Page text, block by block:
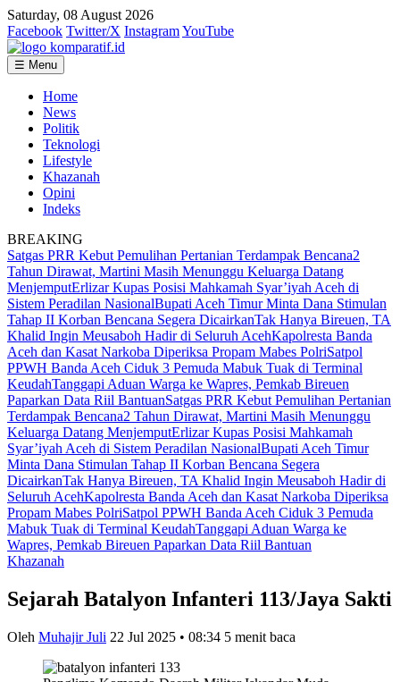
Saturday, 08 August 2026
Facebook Twitter/X InstagramYouTube
☰ Menu
Home
News
Politik
Teknologi
Lifestyle
Khazanah
Opini
Indeks
BREAKING
Satgas PRR Kebut Pemulihan Pertanian Terdampak Bencana2
Tahun Dirawat, Martini Masih Menunggu Keluarga Datang
MenjemputErlizar Kupas Posisi Mahkamah Syar’iyah Aceh di
Sistem Peradilan NasionalBupati Aceh Timur Minta Dana Stimulan
Tahap II Korban Bencana Segera DicairkanTak Hanya Bireuen, TA
Khalid Ingin Meusaboh Hadir di Seluruh AcehKapolresta Banda
Aceh dan Kasat Narkoba Diperiksa Propam Mabes PolriSatpol
PPWH Banda Aceh Ciduk 3 Pemuda Mabuk Tuak di Terminal
KeudahTanggapi Aduan Warga ke Wapres, Pemkab Bireuen
Paparkan Data Riil BantuanSatgas PRR Kebut Pemulihan Pertanian
Terdampak Bencana2 Tahun Dirawat, Martini Masih Menunggu
Keluarga Datang MenjemputErlizar Kupas Posisi Mahkamah
Syar’iyah Aceh di Sistem Peradilan NasionalBupati Aceh Timur
Minta Dana Stimulan Tahap II Korban Bencana Segera
DicairkanTak Hanya Bireuen, TA Khalid Ingin Meusaboh Hadir di
Seluruh AcehKapolresta Banda Aceh dan Kasat Narkoba Diperiksa
Propam Mabes PolriSatpol PPWH Banda Aceh Ciduk 3 Pemuda
Mabuk Tuak di Terminal KeudahTanggapi Aduan Warga ke
Wapres, Pemkab Bireuen Paparkan Data Riil Bantuan
Khazanah
Sejarah Batalyon Infanteri 113/Jaya Sakti
Oleh Muhajir Juli 22 Jul 2025 • 08:34 5 menit baca